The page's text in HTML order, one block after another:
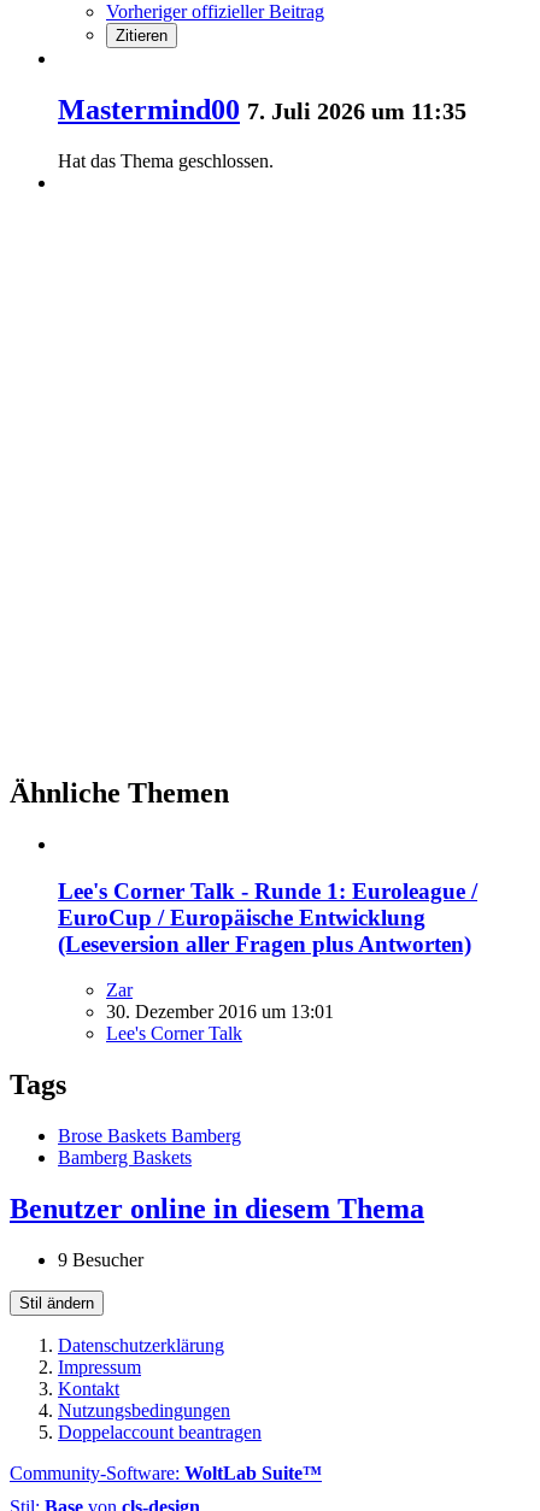
Vorheriger offizieller Beitrag
Zitieren
Mastermind00 7. Juli 2026 um 11:35
Hat das Thema geschlossen.
Ähnliche Themen
Lee's Corner Talk - Runde 1: Euroleague /
EuroCup / Europäische Entwicklung
(Leseversion aller Fragen plus Antworten)
Zar
30. Dezember 2016 um 13:01
Lee's Corner Talk
Tags
Brose Baskets Bamberg
Bamberg Baskets
Benutzer online in diesem Thema
9 Besucher
Stil ändern
Datenschutzerklärung
Impressum
Kontakt
Nutzungsbedingungen
Doppelaccount beantragen
Community-Software: WoltLab Suite™
Stil: Base von cls-design